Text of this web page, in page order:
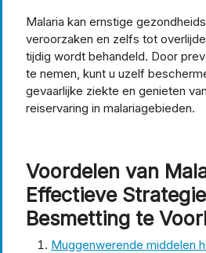
Malaria kan ernstige
veroorzaken en zelfs tot
tijdig wordt behandeld. Door
te nemen, kunt u uzelf
gevaarlijke ziekte en genieten
reiservaring in malariagebieden.
Voordelen van
Effectieve
Besmetting te
Muggenwerende middelen